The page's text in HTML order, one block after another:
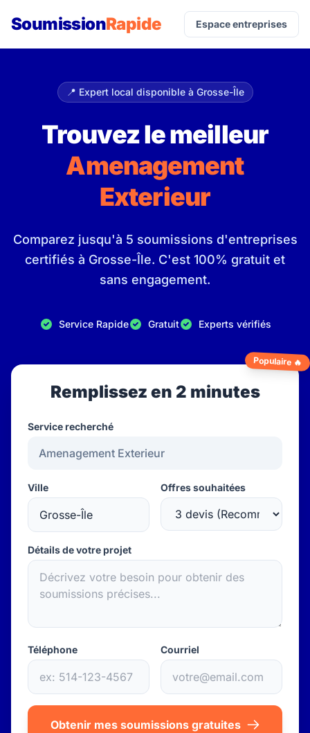
SoumissionRapide Espace entreprises
📍 Expert local disponible à Grosse-Île
Trouvez le meilleur
Amenagement
Exterieur
Comparez jusqu'à 5 soumissions d'entreprises
certifiés à Grosse-Île. C'est 100% gratuit et
sans engagement.
Service Rapide Gratuit Experts vérifiés
Populaire 🔥
Remplissez en 2 minutes
Service recherché
Ville Offres souhaitées
Détails de votre projet
Téléphone Courriel
Obtenir mes soumissions gratuites